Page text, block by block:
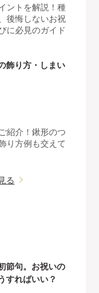
ントを解説！種
後悔しないお祝
に必見のガイド
飾り方・しまい
紹介！鍬形のつ
り方例も交えて
る
節句。お祝いの
すればいい？